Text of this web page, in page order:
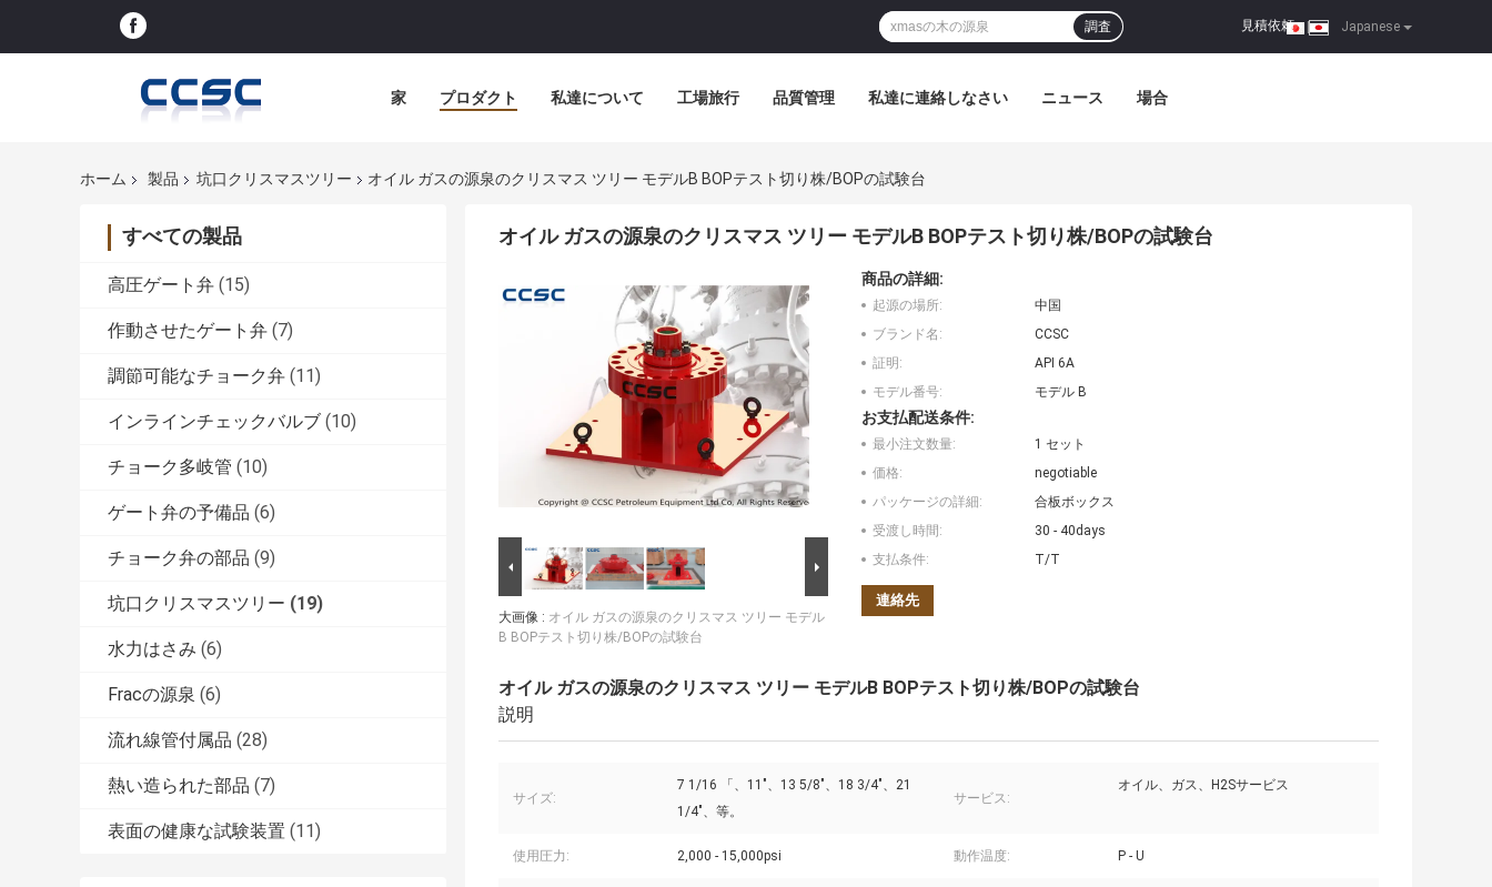
Japanese
見積依頼 |
調査
家 プロダクト 私達について 工場旅行 品質管理 私達に連絡しなさい ニュース 場合
ホーム 製品 坑口クリスマスツリー オイル ガスの源泉のクリスマス ツリー モデルB BOPテスト切り株/BOPの試験台
すべての製品
高圧ゲート弁 (15)
作動させたゲート弁 (7)
調節可能なチョーク弁 (11)
インラインチェックバルブ (10)
チョーク多岐管 (10)
ゲート弁の予備品 (6)
チョーク弁の部品 (9)
坑口クリスマスツリー (19)
水力はさみ (6)
Fracの源泉 (6)
流れ線管付属品 (28)
熱い造られた部品 (7)
表面の健康な試験装置 (11)
オイル ガスの源泉のクリスマス ツリー モデルB BOPテスト切り株/BOPの試験台
大画像 : オイル ガスの源泉のクリスマス ツリー モデル
B BOPテスト切り株/BOPの試験台
商品の詳細:
起源の場所:
中国
ブランド名:
CCSC
証明:
API 6A
モデル番号:
モデル B
お支払配送条件:
最小注文数量:
1 セット
価格:
negotiable
パッケージの詳細:
合板ボックス
受渡し時間:
30 - 40days
支払条件:
T/T
連絡先
オイル ガスの源泉のクリスマス ツリー モデルB BOPテスト切り株/BOPの試験台
説明
サイズ:
7 1/16 「、11"、13 5/8"、18 3/4"、21
1/4"、等。
サービス:
オイル、ガス、H2Sサービス
使用圧力: 2,000 - 15,000psi 動作温度: P - U